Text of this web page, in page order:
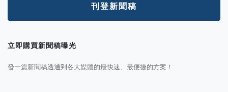
刊登新聞稿
立即購買新聞稿曝光
發一篇新聞稿透通到各大媒體的最快速、最便捷的方案！